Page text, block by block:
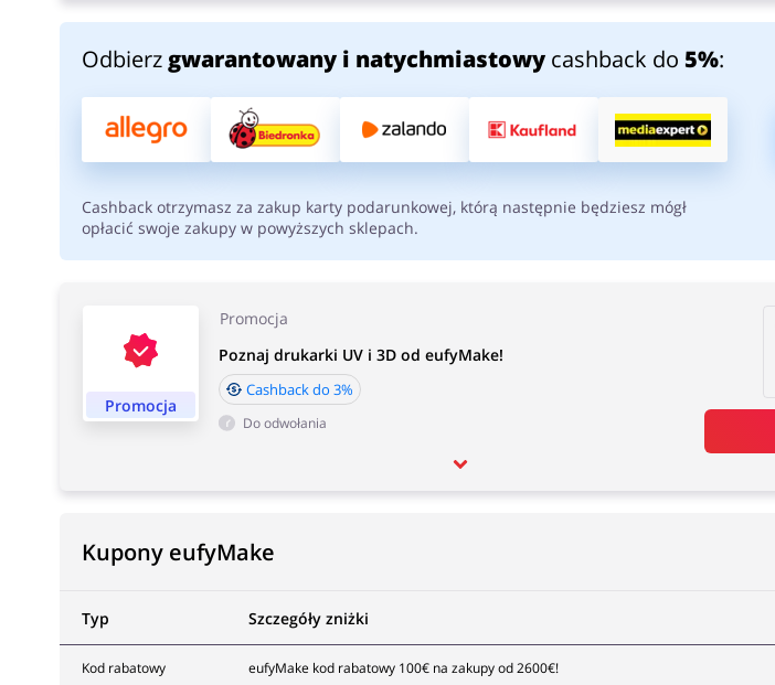
Promocja
Promocja
Poznaj drukarki UV i 3D od eufyMake!
Cashback do 3%
Do odwołania
Odbierz gwarantowany i natychmiastowycashback do 5%:
Cashback otrzymasz za zakup karty podarunkowej, którą następnie będziesz mógł
opłacić swoje zakupy w powyższych sklepach.
Kupony eufyMake
Typ Szczegóły zniżki
Kod rabatowy eufyMake kod rabatowy 100€ na zakupy od 2600€!